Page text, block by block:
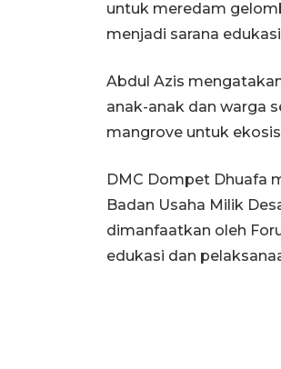
untuk meredam
menjadi sarana
Abdul Azis
anak-anak dan warga
mangrove untuk
DMC Dompet Dhuafa
Badan Usaha Milik
dimanfaatkan oleh
edukasi dan